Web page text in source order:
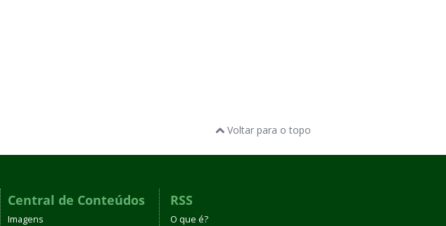
Voltar para o topo
Central de Conteúdos
Imagens
RSS
O que é?